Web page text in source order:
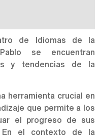
de Idiomas de la
se encuentran
y tendencias de la
herramienta crucial en
que permite a los
el progreso de sus
En el contexto de la